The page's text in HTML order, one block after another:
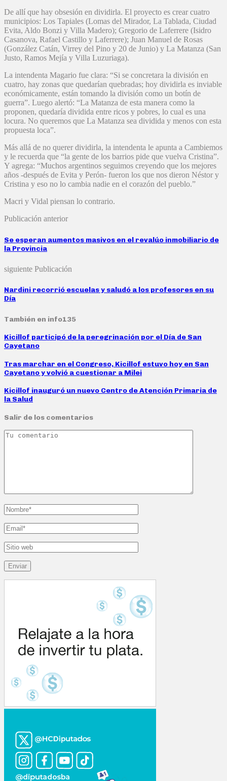
De allí que hay obsesión en dividirla. El proyecto es crear cuatro
municipios: Los Tapiales (Lomas del Mirador, La Tablada, Ciudad
Evita, Aldo Bonzi y Villa Madero); Gregorio de Laferrere (Isidro
Casanova, Rafael Castillo y Laferrere); Juan Manuel de Rosas
(González Catán, Virrey del Pino y 20 de Junio) y La Matanza (San
Justo, Ramos Mejía y Villa Luzuriaga).
La intendenta Magario fue clara: “Si se concretara la división en
cuatro, hay zonas que quedarían quebradas; hoy dividirla es inviable
económicamente, están tomando la división como un botín de
guerra”. Luego alertó: “La Matanza de esta manera como la
proponen, quedaría dividida entre ricos y pobres, lo cual es una
locura. No queremos que La Matanza sea dividida y menos con esta
propuesta loca”.
Más allá de no querer dividirla, la intendenta le apunta a Cambiemos
y le recuerda que “la gente de los barrios pide que vuelva Cristina”.
Y agrega: “Muchos argentinos seguimos creyendo que los mejores
años -después de Evita y Perón- fueron los que nos dieron Néstor y
Cristina y eso no lo cambia nadie en el corazón del pueblo.”
Macri y Vidal piensan lo contrario.
Publicación anterior
Se esperan aumentos masivos en el revalúo inmobiliario de
la Provincia
siguiente Publicación
Nardini recorrió escuelas y saludó a los profesores en su
Día
También en info135
Kicillof participó de la peregrinación por el Día de San
Cayetano
Tras marchar en el Congreso, Kicillof estuvo hoy en San
Cayetano y volvió a cuestionar a Milei
Kicillof inauguró un nuevo Centro de Atención Primaria de
la Salud
Salir de los comentarios